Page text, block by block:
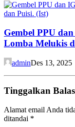
Gembel PPU
Lomba Melukis
adminDes 13, 2025
Tinggalkan
Alamat email Anda
ditandai *